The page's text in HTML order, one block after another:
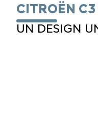
CITROËN
UN DESIGN